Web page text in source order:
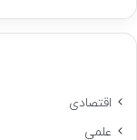
اقتصادی
علمی